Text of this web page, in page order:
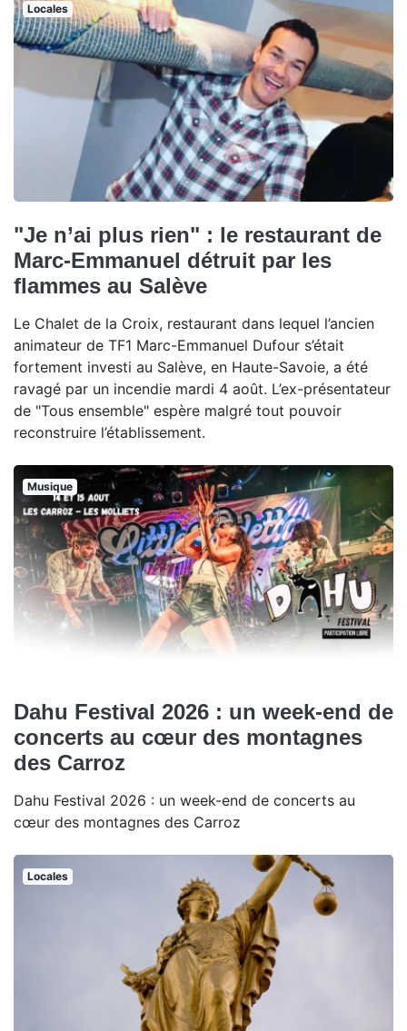
Locales
"Je n’ai plus rien" : le restaurant de
Marc-Emmanuel détruit par les
flammes au Salève
Le Chalet de la Croix, restaurant dans lequel l’ancien
animateur de TF1 Marc-Emmanuel Dufour s’était
fortement investi au Salève, en Haute-Savoie, a été
ravagé par un incendie mardi 4 août. L’ex-présentateur
de "Tous ensemble" espère malgré tout pouvoir
reconstruire l’établissement.
Musique
Dahu Festival 2026 : un week-end de
concerts au cœur des montagnes
des Carroz
Dahu Festival 2026 : un week-end de concerts au
cœur des montagnes des Carroz
Locales